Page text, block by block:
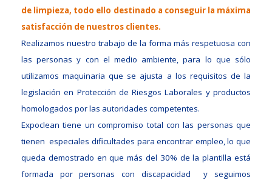
de limpieza, todo ello destinado a conseguir la máxima
satisfacción de nuestros clientes.
Realizamos nuestro trabajo de la forma más respetuosa con
las personas y con el medio ambiente, para lo que sólo
utilizamos maquinaria que se ajusta a los requisitos de la
legislación en Protección de Riesgos Laborales y productos
homologados por las autoridades competentes.
Expoclean tiene un compromiso total con las personas que
tienen especiales dificultades para encontrar empleo, lo que
queda demostrado en que más del 30% de la plantilla está
formada por personas con discapacidad y seguimos